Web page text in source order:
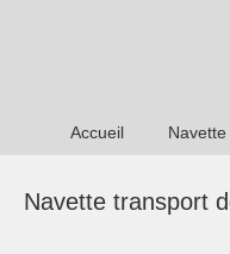
Accueil
Navette transport